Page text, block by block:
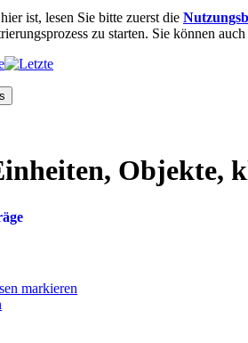
ist, lesen Sie bitte zuerst die
zu starten. Sie können
Objekte,
markieren